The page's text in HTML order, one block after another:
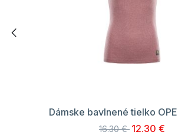
Dámske bavlnené tielko
16.30 € 12.30 €